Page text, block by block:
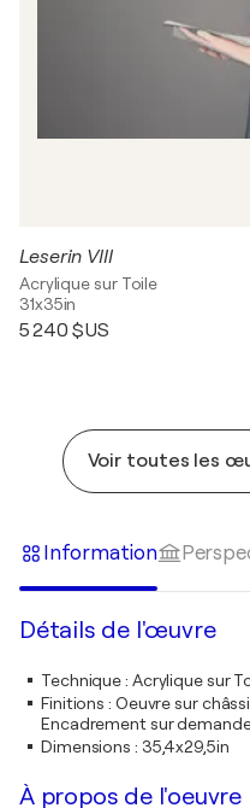
Leserin VIII
Acrylique sur Toile
31x35in
5 240 $US
Voir toutes les
Information
Détails de l'œuvre
Technique: Acrylique sur
Finitions : Oeuvre sur
Encadrement sur
Dimensions : 35,4x29,5in
À propos de l'oeuvre